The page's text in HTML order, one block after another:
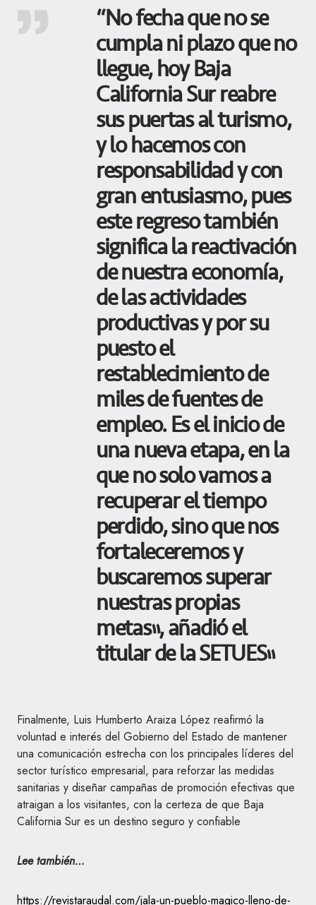
“No fecha que no se
cumpla ni plazo que no
llegue, hoy Baja
California Sur reabre
sus puertas al turismo,
y lo hacemos con
responsabilidad y con
gran entusiasmo, pues
este regreso también
significa la reactivación
de nuestra economía,
de las actividades
productivas y por su
puesto el
restablecimiento de
miles de fuentes de
empleo. Es el inicio de
una nueva etapa, en la
que no solo vamos a
recuperar el tiempo
perdido, sino que nos
fortaleceremos y
buscaremos superar
nuestras propias
metas”, añadió el
titular de la SETUES”
Finalmente, Luis Humberto Araiza López reafirmó la
voluntad e interés del Gobierno del Estado de mantener
una comunicación estrecha con los principales líderes del
sector turístico empresarial, para reforzar las medidas
sanitarias y diseñar campañas de promoción efectivas que
atraigan a los visitantes, con la certeza de que Baja
California Sur es un destino seguro y confiable
Lee también…
https://revistaraudal.com/jala-un-pueblo-magico-lleno-de-